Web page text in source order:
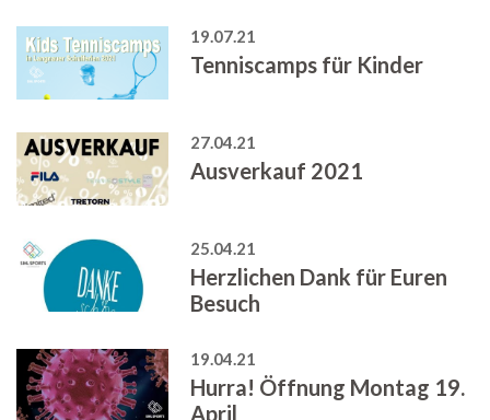
19.07.21
Tenniscamps für Kinder
27.04.21
Ausverkauf 2021
25.04.21
Herzlichen Dank für Euren
Besuch
19.04.21
Hurra! Öffnung Montag 19.
April